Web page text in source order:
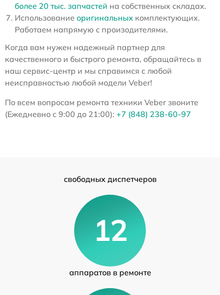
более 20 тыс. запчастей на собственных складах.
Использование оригинальных комплектующих.
Работаем напрямую с произодителями.
Когда вам нужен надежный партнер для
качественного и быстрого ремонта, обращайтесь в
наш сервис-центр и мы справимся с любой
неисправностью любой модели Veber!
По всем вопросам ремонта техники Veber звоните
(Ежедневно с 9:00 до 21:00): +7 (848) 238-60-97
свободных диспетчеров
12
аппаратов в ремонте